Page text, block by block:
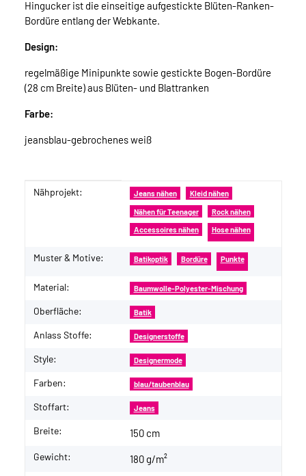
Hingucker ist die einseitige aufgestickte Blüten-Ranken-
Bordüre entlang der Webkante.
Design:
regelmäßige Minipunkte sowie gestickte Bogen-Bordüre
(28 cm Breite) aus Blüten- und Blattranken
Farbe:
jeansblau-gebrochenes weiß
Produkteigenschaft
Wert
Nähprojekt: Jeans nähen Kleid nähen
Nähen für Teenager Rock nähen
Accessoires nähen Hose nähen
Muster & Motive: Batikoptik Bordüre Punkte
Material: Baumwolle-Polyester-Mischung
Oberfläche: Batik
Anlass Stoffe: Designerstoffe
Style: Designermode
Farben: blau/taubenblau
Stoffart: Jeans
Breite: 150 cm
Gewicht: 180 g/m²